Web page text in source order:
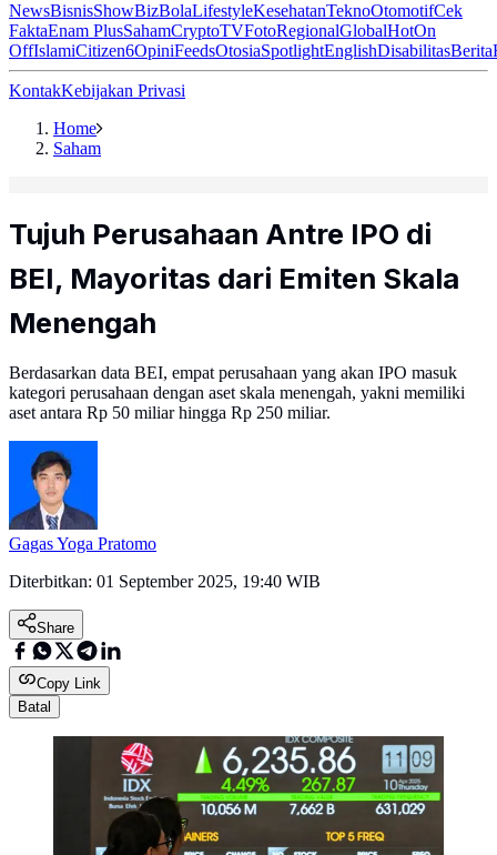
NewsBisnisShowBizBolaLifestyleKesehatanTeknoOtomotifCek
FaktaEnam PlusSahamCryptoTVFotoRegionalGlobalHotOn
OffIslamiCitizen6OpiniFeedsOtosiaSpotlightEnglishDisabilitasBerita
KontakKebijakan Privasi
Home
Saham
Tujuh Perusahaan Antre IPO di
BEI, Mayoritas dari Emiten Skala
Menengah
Berdasarkan data BEI, empat perusahaan yang akan IPO masuk
kategori perusahaan dengan aset skala menengah, yakni memiliki
aset antara Rp 50 miliar hingga Rp 250 miliar.
Gagas Yoga Pratomo
Diterbitkan: 01 September 2025, 19:40 WIB
Share
Copy Link
Batal